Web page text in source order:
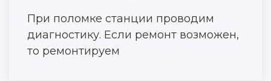
При поломке станции проводим
диагностику. Если ремонт возможен,
то ремонтируем